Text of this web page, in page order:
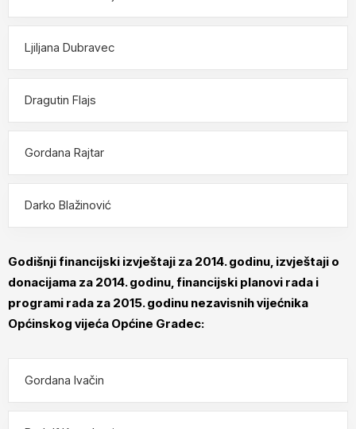
Ljiljana Dubravec
Dragutin Flajs
Gordana Rajtar
Darko Blažinović
Godišnji financijski izvještaji za 2014. godinu, izvještaji o
donacijama za 2014. godinu, financijski planovi rada i
programi rada za 2015. godinu nezavisnih vijećnika
Općinskog vijeća Općine Gradec:
Gordana Ivačin